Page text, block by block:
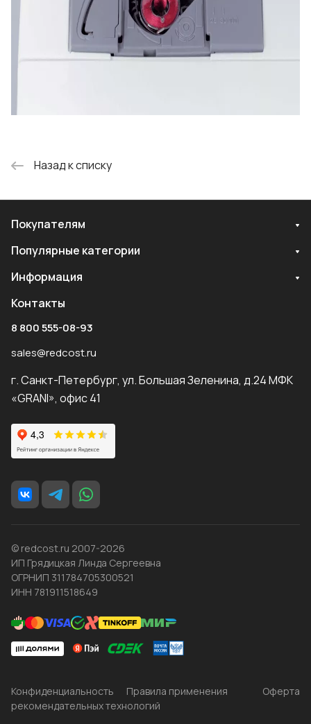
Назад к списку
Покупателям
Популярные категории
Информация
Контакты
8 800 555-08-93
sales@redcost.ru
г. Санкт-Петербург, ул. Большая Зеленина, д.24 МФК
«GRANI», офис 41
© redcost.ru 2007-2026
ИП Грядицкая Линда Сергеевна
ОГРНИП 311784705300521
ИНН 781911518649
Конфиденциальность
Правила применения
рекомендательных технологий
Оферта